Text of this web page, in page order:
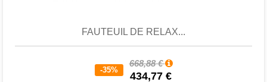
FAUTEUIL DE RELAX...
-35%
668,88 €
434,77 €